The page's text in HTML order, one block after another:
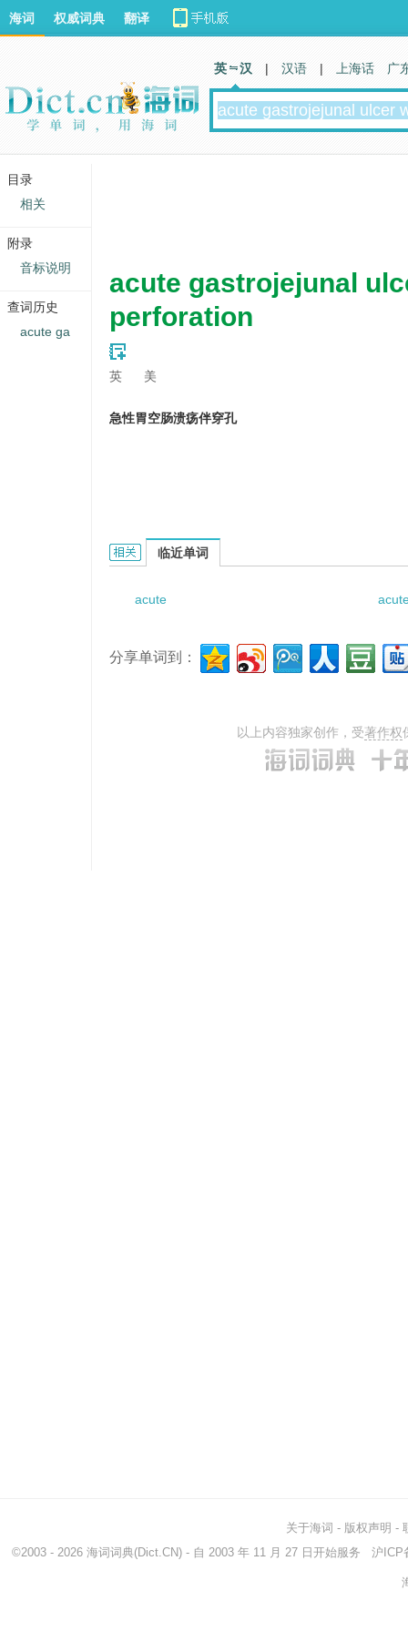
acute gastrojejunal
perforation
英 美
急性胃空肠溃疡伴穿孔
Acute gastrojejunal ulcer with perforation的相关
临近单词
acute
分享单词到：
以上内容独家创作，受著作权
海词 权威词典 翻译
英 汉 | 汉语 | 上海话 广
关于海词 - 版权声明 -
©2003 - 2026 海词词典(Dict.CN) - 自 2003 年 11 月 27 日开始服务 沪ICP
目录
相关
附录
音标说明
查词历史
acute ga